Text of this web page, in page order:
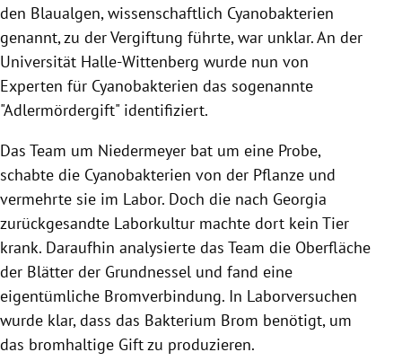
den Blaualgen, wissenschaftlich Cyanobakterien
genannt, zu der Vergiftung führte, war unklar. An der
Universität Halle-Wittenberg wurde nun von
Experten für Cyanobakterien das sogenannte
"Adlermördergift" identifiziert.
Das Team um Niedermeyer bat um eine Probe,
schabte die Cyanobakterien von der Pflanze und
vermehrte sie im Labor. Doch die nach Georgia
zurückgesandte Laborkultur machte dort kein Tier
krank. Daraufhin analysierte das Team die Oberfläche
der Blätter der Grundnessel und fand eine
eigentümliche Bromverbindung. In Laborversuchen
wurde klar, dass das Bakterium Brom benötigt, um
das bromhaltige Gift zu produzieren.